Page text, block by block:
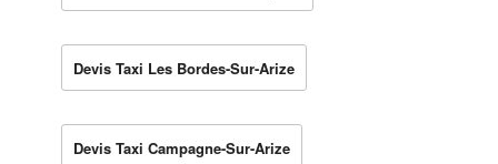
Devis Taxi Les Bordes-Sur-Arize
Devis Taxi Campagne-Sur-Arize